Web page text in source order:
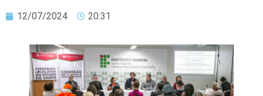
12/07/2024 20:31